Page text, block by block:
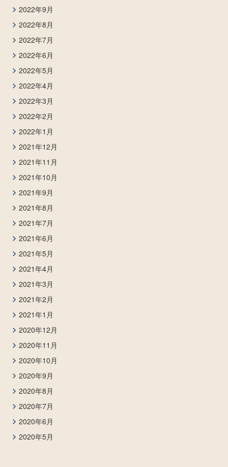
2022年9月
2022年8月
2022年7月
2022年6月
2022年5月
2022年4月
2022年3月
2022年2月
2022年1月
2021年12月
2021年11月
2021年10月
2021年9月
2021年8月
2021年7月
2021年6月
2021年5月
2021年4月
2021年3月
2021年2月
2021年1月
2020年12月
2020年11月
2020年10月
2020年9月
2020年8月
2020年7月
2020年6月
2020年5月